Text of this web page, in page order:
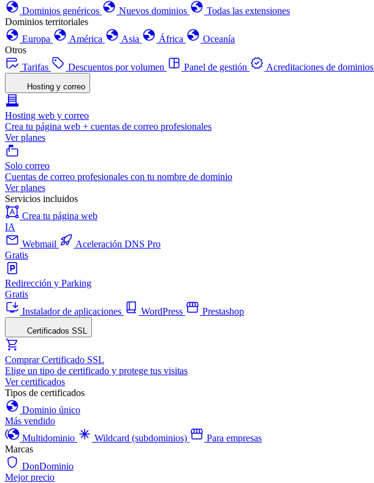
Dominios genéricos
Nuevos dominios
Todas las extensiones
Dominios territoriales
Europa
América Asia África
Oceanía
Otros
Tarifas
Descuentos por volumen Panel de gestión Acreditaciones de dominios
Hosting y correo
Hosting web y correo
Crea tu página web + cuentas de correo profesionales
Ver planes
Solo correo
Cuentas de correo profesionales con tu nombre de dominio
Ver planes
Servicios incluidos
Crea tu página web
IA
Webmail
Aceleración DNS Pro
Gratis
Redirección y Parking
Gratis
Instalador de aplicaciones
WordPress Prestashop
Certificados SSL
Comprar Certificado SSL
Elige un tipo de certificado y protege tus visitas
Ver certificados
Tipos de certificados
Dominio único
Más vendido
Multidominio
Wildcard (subdominios)
Para empresas
Marcas
DonDominio
Mejor precio